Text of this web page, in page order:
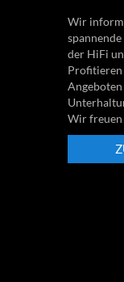
Wir
der HiFi
Profitieren
Wir freuen